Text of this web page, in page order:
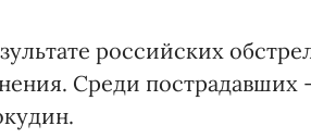
российских
Среди пострадавших